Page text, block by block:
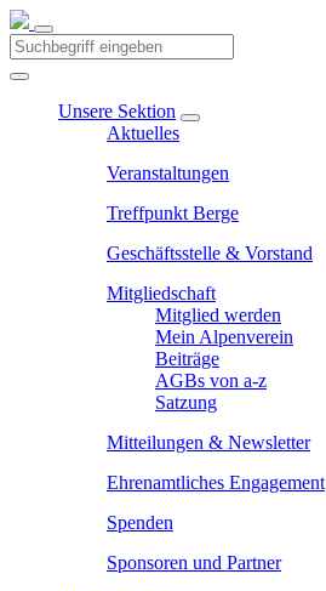
Unsere Sektion
Aktuelles
Veranstaltungen
Treffpunkt Berge
Geschäftsstelle & Vorstand
Mitgliedschaft
Mitglied werden
Mein Alpenverein
Beiträge
AGBs von a-z
Satzung
Mitteilungen & Newsletter
Ehrenamtliches Engagement
Spenden
Sponsoren und Partner